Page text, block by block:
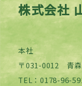
株式会社
本社
〒031-0012 青森
TEL：0178-96-